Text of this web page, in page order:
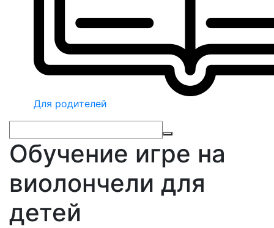
Для родителей
Обучение игре на
виолончели для
детей